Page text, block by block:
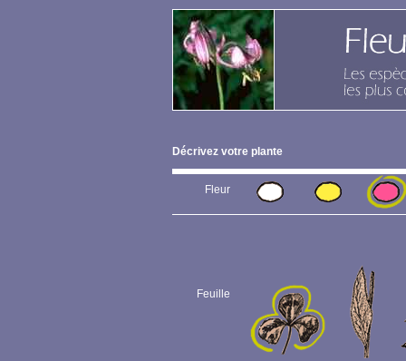
Décrivez votre plante
Fleur
Feuille